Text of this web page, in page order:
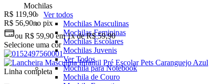
Mochilas
Ver todos
Mochilas Masculinas
Mochilas Femininas
Mochilas Escolares
Mochilas Juvenis
Ver Todos
Mochila para Notebook
Mochila de Couro
R$ 119,90
R$ 56,90no pix
ou R$ 59,90 em1x de R$ 59,90
Selecione uma cor
Linha completa